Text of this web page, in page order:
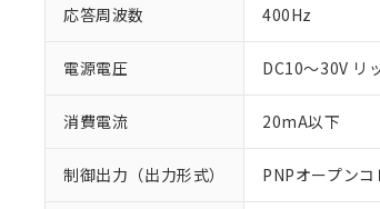
応答周波数 400Hz
電源電圧 DC10～30V リ
消費電流 20mA以下
制御出力（出力形式） PNPオープンコ